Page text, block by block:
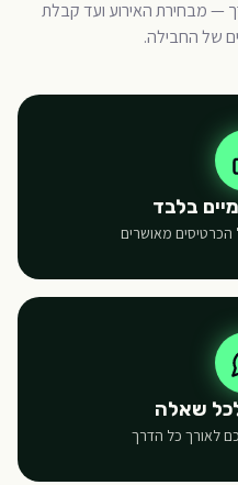
— מבחירת האירוע ועד קבלת
של החבילה.
בלבד
הכרטיסים מאושרים
שאלה
לאורך כל הדרך